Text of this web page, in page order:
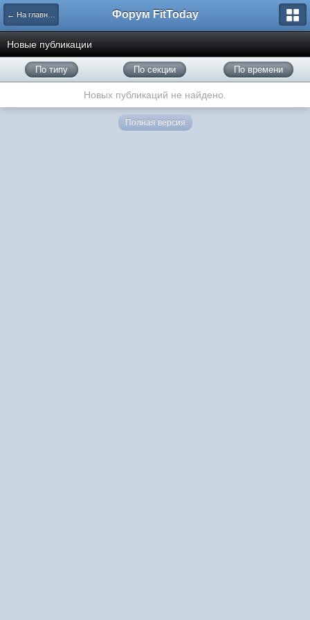
← На главную Форум FitToday
Новые публикации
По типу По секции По времени
Новых публикаций не найдено.
Полная версия